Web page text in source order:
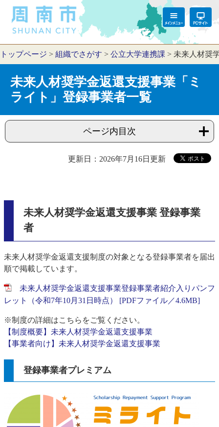
トップページ > 組織でさがす > 公立大学連携課 > 未来人材奨
未来人材奨学金返還支援事業「ミ
ライト」登録事業者一覧
ページ内目次
更新日：2026年7月16日更新
未来人材奨学金返還支援事業 登録事業
者
未来人材奨学金返還支援制度の対象となる登録事業者を届出
順で掲載しています。
未来人材奨学金返還支援事業登録事業者紹介入りパンフ
レット（令和7年10月31日時点） [PDFファイル／4.6MB]
※制度の詳細はこちらをご覧ください。
【制度概要】未来人材奨学金返還支援事業
【事業者向け】未来人材奨学金返還支援事業
​登録事業者プレミアム